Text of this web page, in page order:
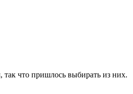
так что пришлось выбирать из них.